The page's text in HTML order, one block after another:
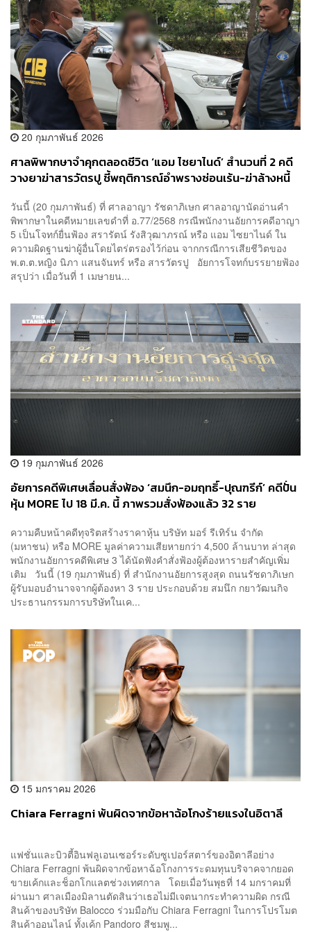
20 กุมภาพันธ์ 2026
ศาลพิพากษาจำคุกตลอดชีวิต ‘แอม ไซยาไนด์’ สำนวนที่ 2 คดี
วางยาฆ่าสารวัตรปู ชี้พฤติการณ์อำพรางซ่อนเร้น-ฆ่าล้างหนี้
วันนี้ (20 กุมภาพันธ์) ที่ ศาลอาญา รัชดาภิเษก ศาลอาญานัดอ่านคำ
พิพากษาในคดีหมายเลขดำที่ อ.77/2568 กรณีพนักงานอัยการคดีอาญา
5 เป็นโจทก์ยื่นฟ้อง สรารัตน์ รังสิวุฒาภรณ์ หรือ แอม ไซยาไนด์ ใน
ความผิดฐานฆ่าผู้อื่นโดยไตร่ตรองไว้ก่อน จากกรณีการเสียชีวิตของ
พ.ต.ต.หญิง นิภา แสนจันทร์ หรือ สารวัตรปู อัยการโจทก์บรรยายฟ้อง
สรุปว่า เมื่อวันที่ 1 เมษายน...
19 กุมภาพันธ์ 2026
อัยการคดีพิเศษเลื่อนสั่งฟ้อง ‘สมนึก-อมฤทธิ์-ปุณฑรีก์’ คดีปั่น
หุ้น MORE ไป 18 มี.ค. นี้ ภาพรวมสั่งฟ้องแล้ว 32 ราย
ความคืบหน้าคดีทุจริตสร้างราคาหุ้น บริษัท มอร์ รีเทิร์น จำกัด
(มหาชน) หรือ MORE มูลค่าความเสียหายกว่า 4,500 ล้านบาท ล่าสุด
พนักงานอัยการคดีพิเศษ 3 ได้นัดฟังคำสั่งฟ้องผู้ต้องหารายสำคัญเพิ่ม
เติม วันนี้ (19 กุมภาพันธ์) ที่ สำนักงานอัยการสูงสุด ถนนรัชดาภิเษก
ผู้รับมอบอำนาจจากผู้ต้องหา 3 ราย ประกอบด้วย สมนึก กยาวัฒนกิจ
ประธานกรรมการบริษัทในเค...
15 มกราคม 2026
Chiara Ferragni พ้นผิดจากข้อหาฉ้อโกงร้ายแรงในอิตาลี
แฟชั่นและบิวตี้อินฟลูเอนเซอร์ระดับซูเปอร์สตาร์ของอิตาลีอย่าง
Chiara Ferragni พ้นผิดจากข้อหาฉ้อโกงการระดมทุนบริจาคจากยอด
ขายเค้กและช็อกโกแลตช่วงเทศกาล โดยเมื่อวันพุธที่ 14 มกราคมที่
ผ่านมา ศาลเมืองมิลานตัดสินว่าเธอไม่มีเจตนากระทำความผิด กรณี
สินค้าของบริษัท Balocco ร่วมมือกับ Chiara Ferragni ในการโปรโมต
สินค้าออนไลน์ ทั้งเค้ก Pandoro สีชมพู...